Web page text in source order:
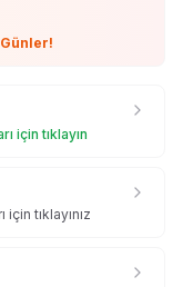
Günler!
için tıklayın
tıklayınız